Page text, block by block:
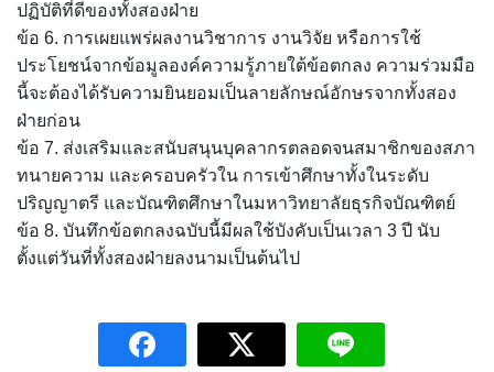
ปฏิบัติที่ดีของทั้งสองฝ่าย
ข้อ 6. การเผยแพร่ผลงานวิชาการ งานวิจัย หรือการใช้
ประโยชน์จากข้อมูลองค์ความรู้ภายใต้ข้อตกลง ความร่วมมือ
นี้จะต้องได้รับความยินยอมเป็นลายลักษณ์อักษรจากทั้งสอง
ฝ่ายก่อน
ข้อ 7. ส่งเสริมและสนับสนุนบุคลากรตลอดจนสมาชิกของสภา
ทนายความ และครอบครัวใน การเข้าศึกษาทั้งในระดับ
ปริญญาตรี และบัณฑิตศึกษาในมหาวิทยาลัยธุรกิจบัณฑิตย์
ข้อ 8. บันทึกข้อตกลงฉบับนี้มีผลใช้บังคับเป็นเวลา 3 ปี นับ
ตั้งแต่วันที่ทั้งสองฝ่ายลงนามเป็นต้นไป